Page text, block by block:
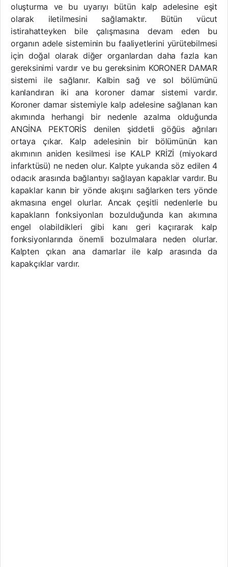
oluşturma ve bu uyarıyı bütün kalp adelesine eşit
olarak iletilmesini sağlamaktır. Bütün vücut
istirahatteyken bile çalışmasına devam eden bu
organın adele sisteminin bu faaliyetlerini yürütebilmesi
için doğal olarak diğer organlardan daha fazla kan
gereksinimi vardır ve bu gereksinim KORONER DAMAR
sistemi ile sağlanır. Kalbin sağ ve sol bölümünü
kanlandıran iki ana koroner damar sistemi vardır.
Koroner damar sistemiyle kalp adelesine sağlanan kan
akımında herhangi bir nedenle azalma olduğunda
ANGİNA PEKTORİS denilen şiddetli göğüs ağrıları
ortaya çıkar. Kalp adelesinin bir bölümünün kan
akımının aniden kesilmesi ise KALP KRİZİ (miyokard
infarktüsü) ne neden olur. Kalpte yukarıda söz edilen 4
odacık arasında bağlantıyı sağlayan kapaklar vardır. Bu
kapaklar kanın bir yönde akışını sağlarken ters yönde
akmasına engel olurlar. Ancak çeşitli nedenlerle bu
kapakların fonksiyonları bozulduğunda kan akımına
engel olabildikleri gibi kanı geri kaçırarak kalp
fonksiyonlarında önemli bozulmalara neden olurlar.
Kalpten çıkan ana damarlar ile kalp arasında da
kapakçıklar vardır.